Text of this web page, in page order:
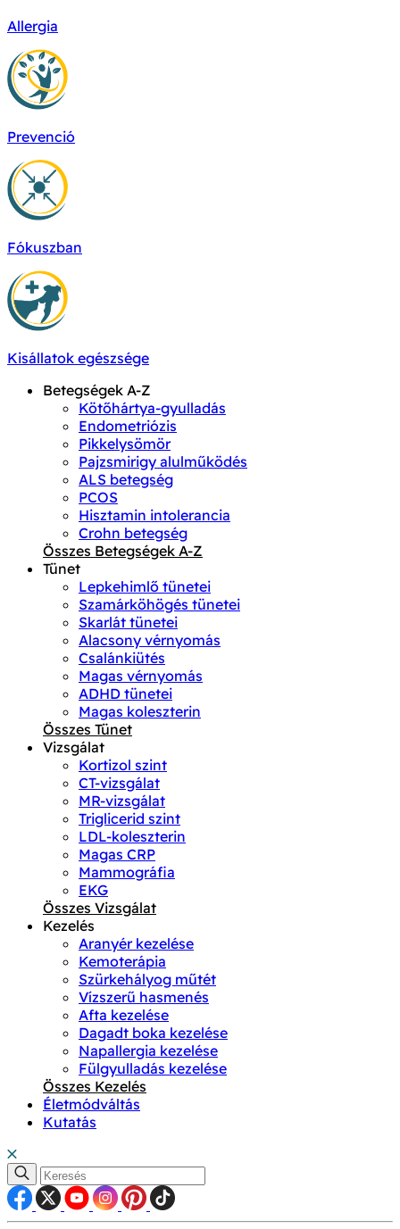
Allergia
Prevenció
Fókuszban
Kisállatok egészsége
Betegségek A-Z
Kötőhártya-gyulladás
Endometriózis
Pikkelysömör
Pajzsmirigy alulműködés
ALS betegség
PCOS
Hisztamin intolerancia
Crohn betegség
Összes Betegségek A-Z
Tünet
Lepkehimlő tünetei
Szamárköhögés tünetei
Skarlát tünetei
Alacsony vérnyomás
Csalánkiütés
Magas vérnyomás
ADHD tünetei
Magas koleszterin
Összes Tünet
Vizsgálat
Kortizol szint
CT-vizsgálat
MR-vizsgálat
Triglicerid szint
LDL-koleszterin
Magas CRP
Mammográfia
EKG
Összes Vizsgálat
Kezelés
Aranyér kezelése
Kemoterápia
Szürkehályog műtét
Vízszerű hasmenés
Afta kezelése
Dagadt boka kezelése
Napallergia kezelése
Fülgyulladás kezelése
Összes Kezelés
Életmódváltás
Kutatás